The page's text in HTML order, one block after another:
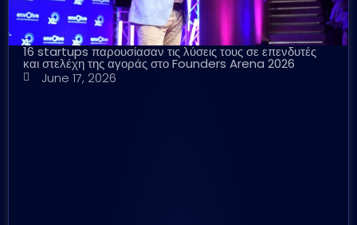
16 startups παρουσίασαν τις λύσεις τους σε επενδυτές
και στελέχη της αγοράς στο Founders Arena 2026
June 17, 2026